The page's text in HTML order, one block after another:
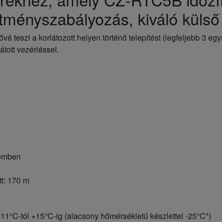
kiváló
teszi a korlátozott helyen történő telepítést (legfeljebb 3
vezérléssel.
170 m
tól +15°C-ig (alacsony hőmérsékletű készlettel -25°C*)